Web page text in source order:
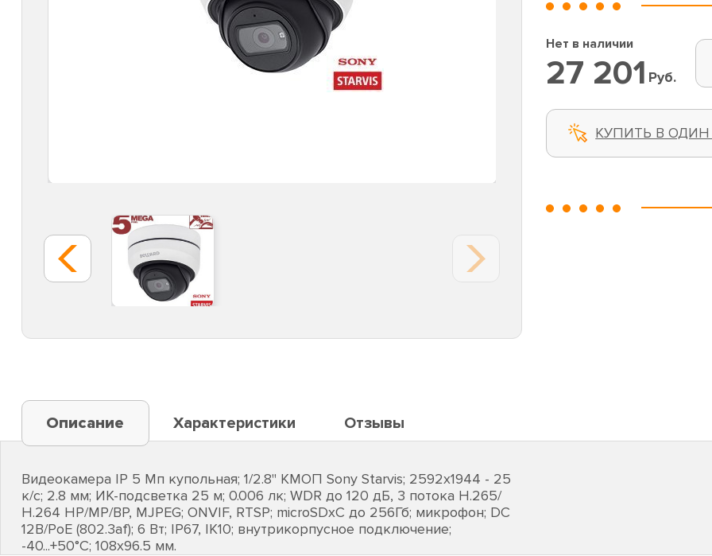
Нет в наличии
27 201 Руб.
КУПИТЬ В
Описание Характеристики Отзывы
Видеокамера IP 5 Мп купольная; 1/2.8" КМОП Sony Starvis; 2592х1944 - 25
к/с; 2.8 мм; ИК-подсветка 25 м; 0.006 лк; WDR до 120 дБ, 3 потока H.265/
Н.264 HP/MP/BP, MJPEG; ONVIF, RTSP; microSDхC до 256Гб; микрофон; DC
12В/РоЕ (802.3af); 6 Вт; IP67, IK10; внутрикорпусное подключение;
-40...+50°C; 108х96.5 мм.